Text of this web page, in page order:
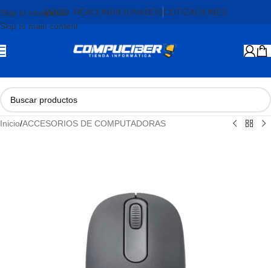
Skip to navigation
Skip to main content
PROD. REACONDICIONADOSCOTIZACIONES
Inicio/ACCESORIOS DE COMPUTADORAS